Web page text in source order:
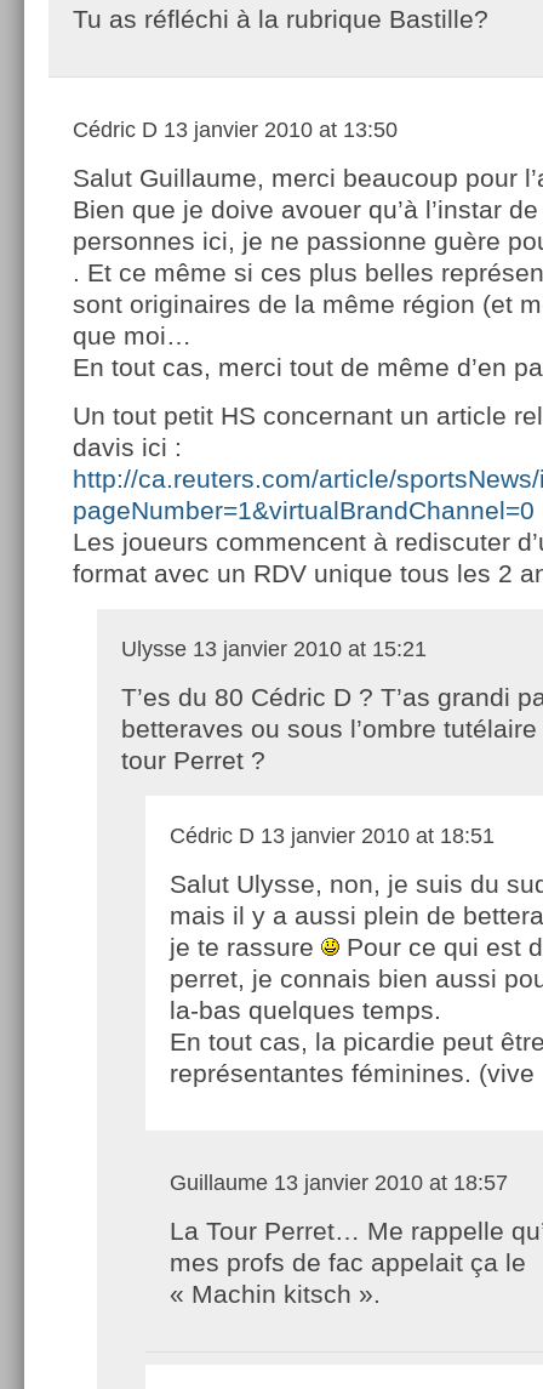
Tu as réfléchi à la rubrique Bastille?
Cédric D 13 janvier 2010 at 13:50
Salut Guillaume, merci beaucoup pour
Bien que je doive avouer qu’à l’instar
personnes ici, je ne passionne guère
. Et ce même si ces plus belles
sont originaires de la même région (et
que moi…
En tout cas, merci tout de même d’en
Un tout petit HS concernant un article
davis ici :
http://ca.reuters.com/article/
pageNumber=1&virtualBrandChannel=0
Les joueurs commencent à rediscuter
format avec un RDV unique tous les 2
Ulysse 13 janvier 2010 at 15:21
T’es du 80 Cédric D ? T’as grandi
betteraves ou sous l’ombre
tour Perret ?
Cédric D 13 janvier 2010 at 18:51
Salut Ulysse, non, je suis du
mais il y a aussi plein de
je te rassure
Pour ce qui est
perret, je connais bien aussi
la-bas quelques temps.
En tout cas, la picardie peut
représentantes féminines. (vive
Guillaume 13 janvier 2010 at 18:57
La Tour Perret… Me rappelle
mes profs de fac appelait ça le
« Machin kitsch ».